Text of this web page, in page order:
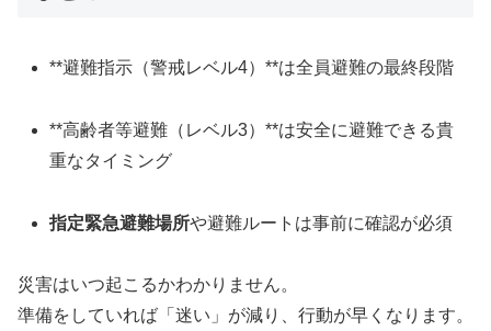
**避難指示（警戒レベル4）**は全員避難の最終段階
**高齢者等避難（レベル3）**は安全に避難できる貴
重なタイミング
指定緊急避難場所や避難ルートは事前に確認が必須
災害はいつ起こるかわかりません。
準備をしていれば「迷い」が減り、行動が早くなります。